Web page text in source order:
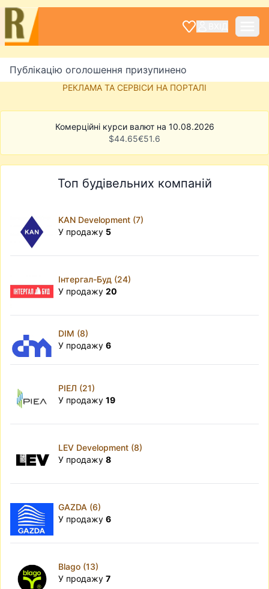
Публікацію оголошення призупинено
РЕКЛАМА ТА СЕРВІСИ НА ПОРТАЛІ
Комерційні курси валют на 10.08.2026
$44.65€51.6
Топ будівельних компаній
KAN Development (7)
У продажу 5
Інтергал-Буд (24)
У продажу 20
DIM (8)
У продажу 6
РІЕЛ (21)
У продажу 19
LEV Development (8)
У продажу 8
GAZDA (6)
У продажу 6
Blago (13)
У продажу 7